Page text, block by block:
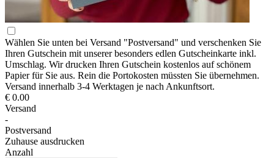
Wählen Sie unten bei Versand "Postversand" und verschenken Sie
Ihren Gutschein mit unserer besonders edlen Gutscheinkarte inkl.
Umschlag. Wir drucken Ihren Gutschein kostenlos auf schönem
Papier für Sie aus. Rein die Portokosten müssten Sie übernehmen.
Versand innerhalb 3-4 Werktagen je nach Ankunftsort.
€ 0.00
Versand
-
Postversand
Zuhause ausdrucken
Anzahl